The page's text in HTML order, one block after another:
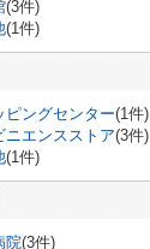
(3件)
(1件)
ピングセンター(1件)
ニエンスストア(3件)
(1件)
院(3件)